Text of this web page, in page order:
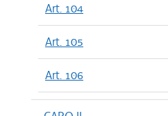
Art. 104
Art. 105
Art. 106